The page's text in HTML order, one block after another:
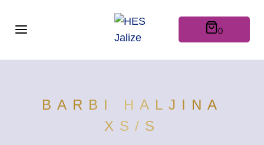
0
BARBI HALJINA
XS/S